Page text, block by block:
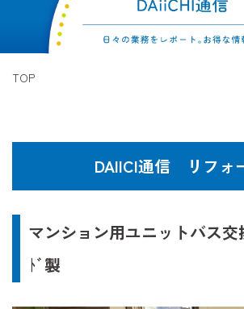
TOP
DAIICI通信 リフォ
マンション用ユニットバス
ﾄﾞ製